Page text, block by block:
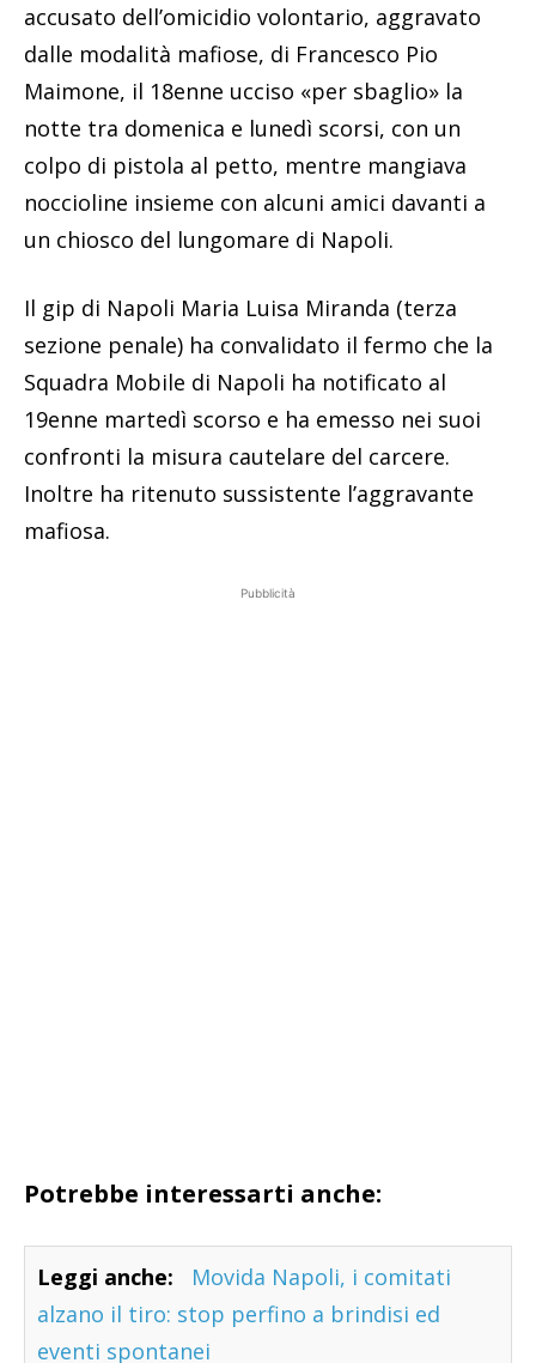
accusato dell’omicidio volontario, aggravato
dalle modalità mafiose, di Francesco Pio
Maimone, il 18enne ucciso «per sbaglio» la
notte tra domenica e lunedì scorsi, con un
colpo di pistola al petto, mentre mangiava
noccioline insieme con alcuni amici davanti a
un chiosco del lungomare di Napoli.
Il gip di Napoli Maria Luisa Miranda (terza
sezione penale) ha convalidato il fermo che la
Squadra Mobile di Napoli ha notificato al
19enne martedì scorso e ha emesso nei suoi
confronti la misura cautelare del carcere.
Inoltre ha ritenuto sussistente l’aggravante
mafiosa.
Pubblicità
Potrebbe interessarti anche:
Leggi anche:
Movida Napoli, i comitati
alzano il tiro: stop perfino a brindisi ed
eventi spontanei